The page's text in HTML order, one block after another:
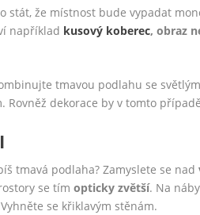
stát, že místnost bude vypadat
například kusový koberec, obraz
tmavou podlahu se
Rovněž dekorace by v tomto
tmavá podlaha? Zamyslete se nad
se tímopticky zvětší. Na
se křiklavým stěnám.